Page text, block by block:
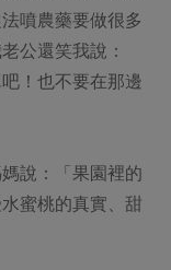
噴農藥要做很多
公還笑我說：
！也不要在那邊
說：「果園裡的
蜜桃的真實、甜